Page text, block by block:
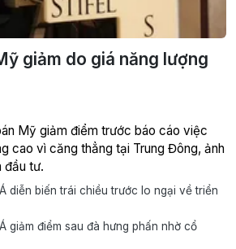
giảm do giá năng lượng
Mỹ giảm điểm trước báo cáo việc
cao vì căng thẳng tại Trung Đông, ảnh
đầu tư.
diễn biến trái chiều trước lo ngại về triển
giảm điểm sau đà hưng phấn nhờ cổ